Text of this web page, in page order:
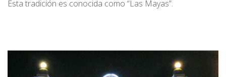
Esta tradición es conocida como “Las Mayas”.